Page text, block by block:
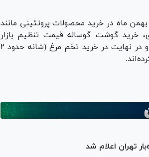
پایان لازم به توضیح است که تهرانی‌ها در هفته منتهی به ۵ بهمن ماه در خرید محصولات پروتئینی مانند
قیمت تنظیم بازار اختلاف قیمت ۲۰ درصدی، خرید گوشت گوساله قیمت تنظیم بازار
اختلاف قیمت ۲۰ درصدی، گوشت مرغ اختلاف قیمت ۹ درصدی و در نهایت در خرید تخم مرغ (شانه حدود ۲
تهران اعلام شد